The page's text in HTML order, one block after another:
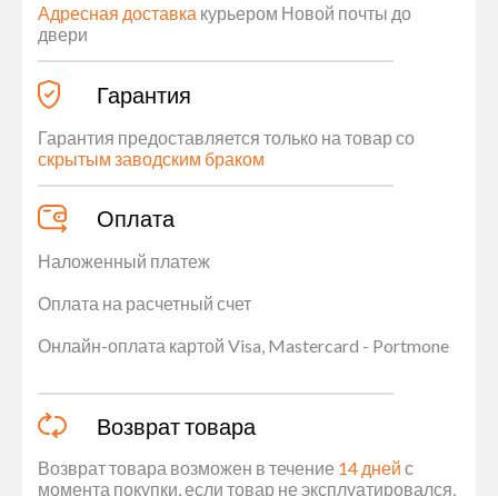
Адресная доставка курьером Новой почты до
двери
Гарантия
Гарантия предоставляется только на товар со
скрытым заводским браком
Оплата
Наложенный платеж
Оплата на расчетный счет
Онлайн-оплата картой Visa, Mastercard - Portmone
Возврат товара
Возврат товара возможен в течение 14 дней с
момента покупки, если товар не эксплуатировался,